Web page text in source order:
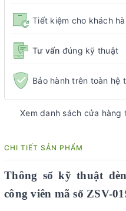
Tiết kiệm cho khách
Tư vấn đúng kỹ thuật
Bảo hành trên toàn hệ
Xem danh sách cửa hàng
CHI TIẾT SẢN PHẨM
Thông số kỹ thuật
công viên mã số ZSV-